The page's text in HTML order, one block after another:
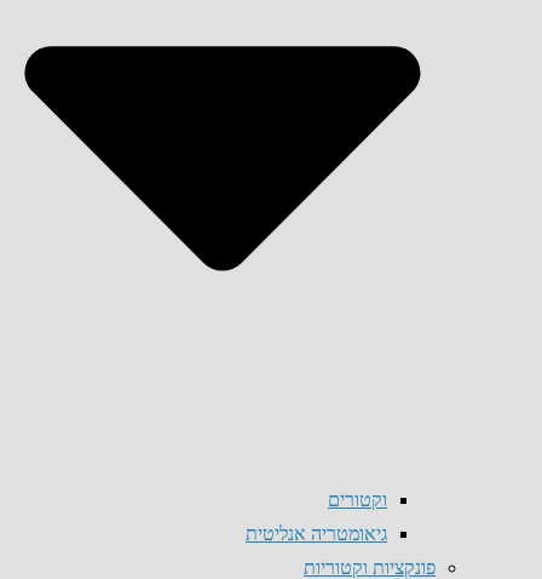
וקטורים
גיאומטריה אנליטית
פונקציות וקטוריות